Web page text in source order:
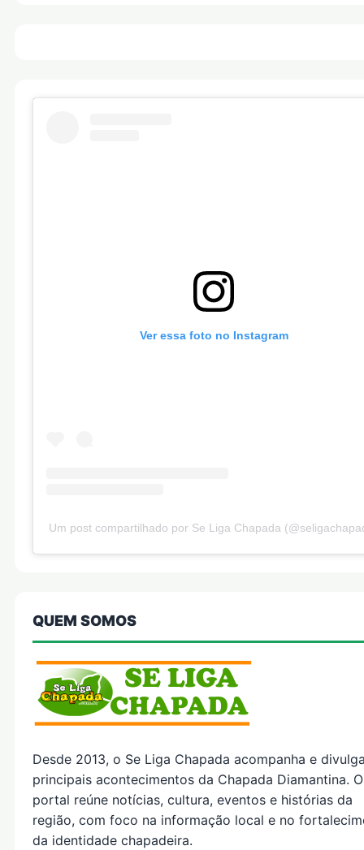
Ver essa foto no Instagram
Um post compartilhado por Se Liga Chapada
QUEM SOMOS
Desde 2013, o Se Liga Chapada acompanha e
principais acontecimentos da Chapada Diamantina. O
portal reúne notícias, cultura, eventos e histórias da
região, com foco na informação local e no
da identidade chapadeira.